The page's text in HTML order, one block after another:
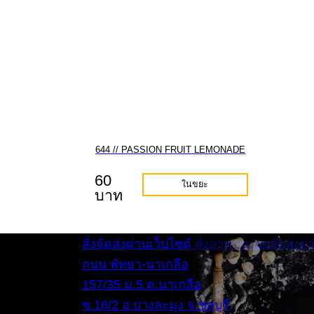
644 // PASSION FRUIT LEMONADE
60
บาท
ในขยะ
สั่งจัดส่งผ่านเว็บไซต์ สั่งอาหารแบบจัดส่งผ่
ถนน พัทยา-นาเกลือ
157/35 ม.5 ต.นาเกลือ
ซ.16/2 อ.บางละมุง จ.ชลบุรี